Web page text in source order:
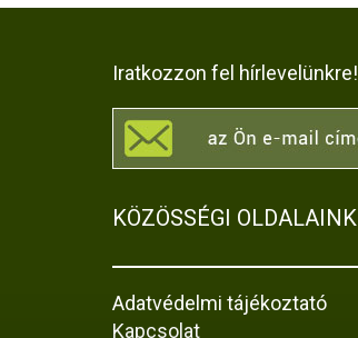
Iratkozzon fel hírlevelünkre!
KÖZÖSSÉGI OLDALAINK
Adatvédelmi tájékoztató
Kapcsolat